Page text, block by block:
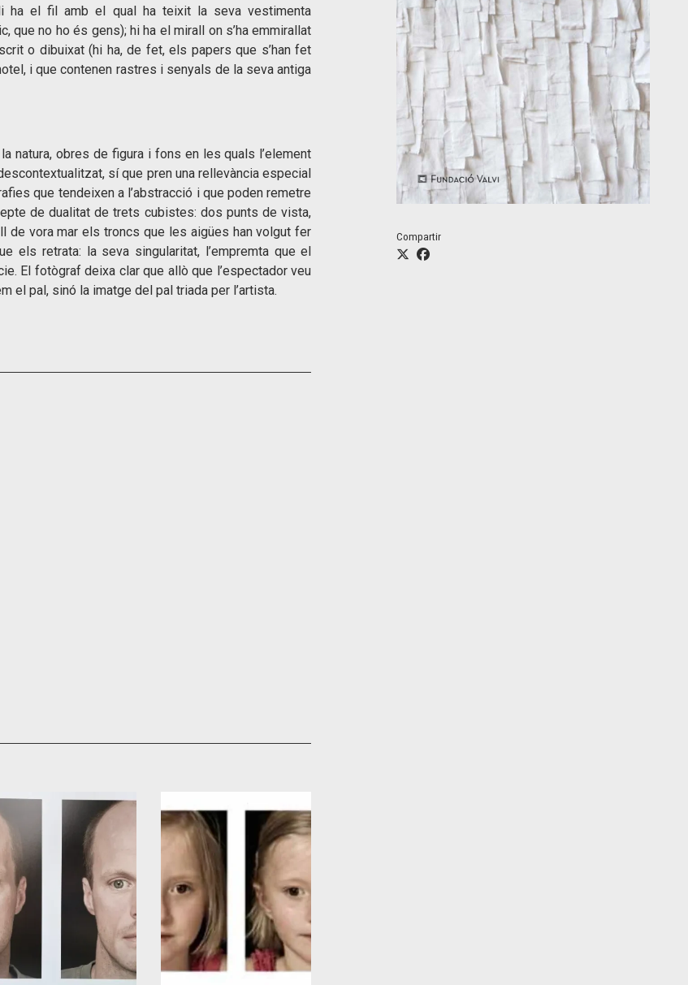
Compartir
ha el fil amb el qual ha teixit la seva vestimenta
que no ho és gens); hi ha el mirall on s’ha emmirallat
o dibuixat (hi ha, de fet, els papers que s’han fet
i que contenen rastres i senyals de la seva antiga
natura, obres de figura i fons en les quals l’element
sí que pren una rellevància especial
que tendeixen a l’abstracció i que poden remetre
de dualitat de trets cubistes: dos punts de vista,
de vora mar els troncs que les aigües han volgut fer
els retrata: la seva singularitat, l’empremta que el
El fotògraf deixa clar que allò que l’espectador veu
el pal, sinó la imatge del pal triada per l’artista.